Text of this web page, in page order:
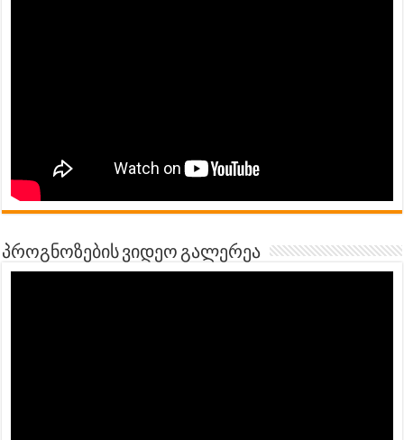
პროგნოზების ვიდეო გალერეა